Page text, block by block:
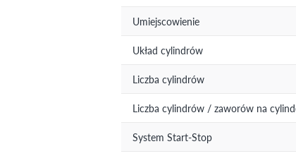
Umiejscowienie
Układ cylindrów
Liczba cylindrów
Liczba cylindrów / zaworów na
System Start-Stop